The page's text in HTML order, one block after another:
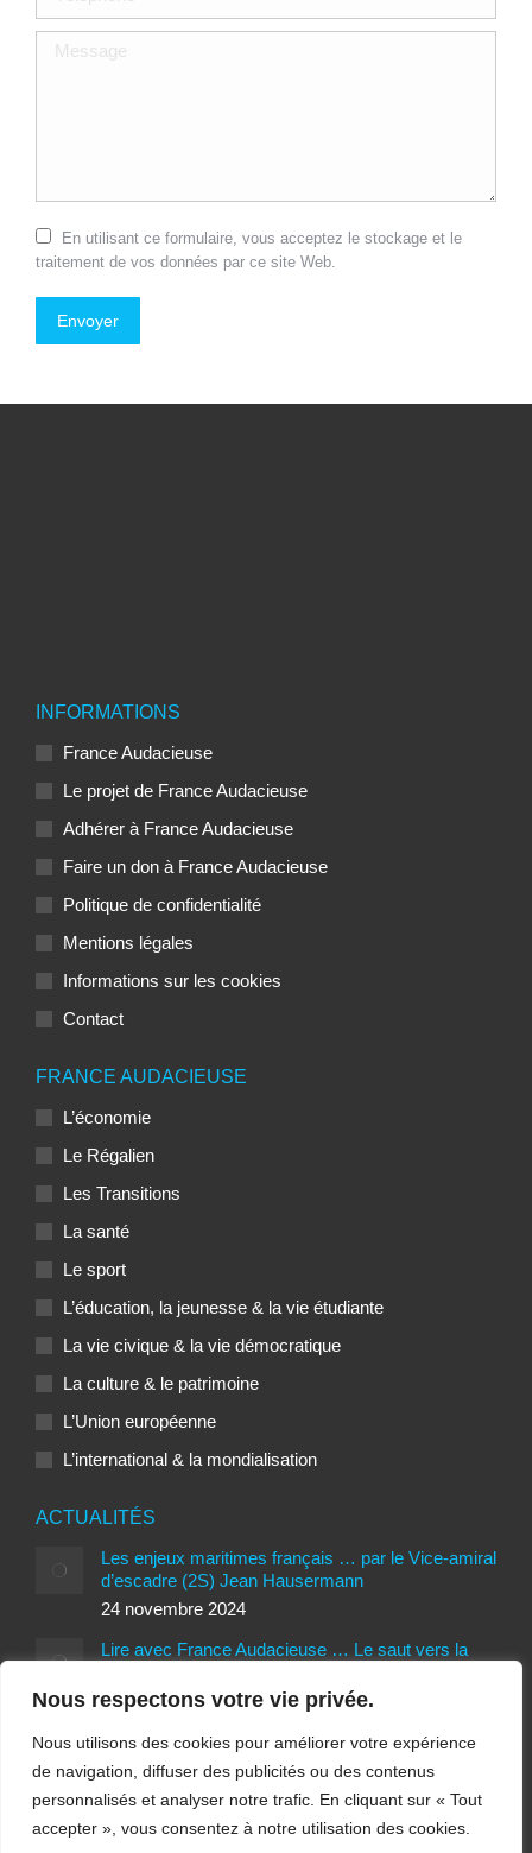
Nous respectons votre vie privée.
Nous utilisons des cookies pour améliorer votre expérience
de navigation, diffuser des publicités ou des contenus
personnalisés et analyser notre trafic. En cliquant sur « Tout
accepter », vous consentez à notre utilisation des cookies.
Message
En utilisant ce formulaire, vous acceptez le stockage et le
traitement de vos données par ce site Web.
Envoyer
INFORMATIONS
France Audacieuse
Le projet de France Audacieuse
Adhérer à France Audacieuse
Faire un don à France Audacieuse
Politique de confidentialité
Mentions légales
Informations sur les cookies
Contact
FRANCE AUDACIEUSE
L’économie
Le Régalien
Les Transitions
La santé
Le sport
L’éducation, la jeunesse & la vie étudiante
La vie civique & la vie démocratique
La culture & le patrimoine
L’Union européenne
L’international & la mondialisation
ACTUALITÉS
Les enjeux maritimes français … par le Vice-amiral
d’escadre (2S) Jean Hausermann
24 novembre 2024
Lire avec France Audacieuse … Le saut vers la
24 novembre 2024
Interview d’Antoine Vitkine, réalisateur du
documentaire Opération Trump … par Ariane
Sauvage
27 octobre 2024